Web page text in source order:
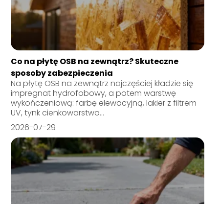
Co na płytę OSB na zewnątrz? Skuteczne
sposoby zabezpieczenia
Na płytę OSB na zewnątrz najczęściej kładzie się
impregnat hydrofobowy, a potem warstwę
wykończeniową: farbę elewacyjną, lakier z filtrem
UV, tynk cienkowarstwo...
2026-07-29